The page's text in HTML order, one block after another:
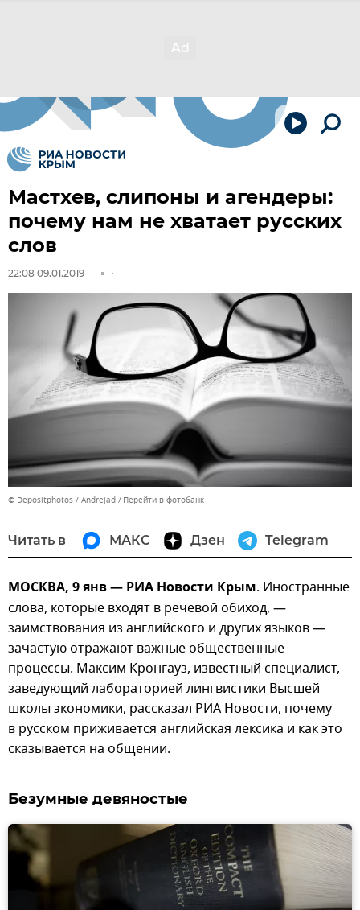
Мастхев, слипоны и агендеры:
почему нам не хватает русских
слов
22:08 09.01.2019
© Depositphotos / Andrejad Перейти в фотобанк
Читать в МАКС Дзен Telegram
МОСКВА, 9 янв — РИА Новости Крым. Иностранные
слова, которые входят в речевой обиход, —
заимствования из английского и других языков —
зачастую отражают важные общественные
процессы. Максим Кронгауз, известный специалист,
заведующий лабораторией лингвистики Высшей
школы экономики, рассказал РИА Новости, почему
в русском приживается английская лексика и как это
сказывается на общении.
Безумные девяностые